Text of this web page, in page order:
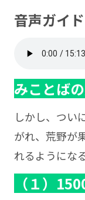
音声ガイド
みことば
しかし、つい
がれ、荒野が
れるようにな
（１）